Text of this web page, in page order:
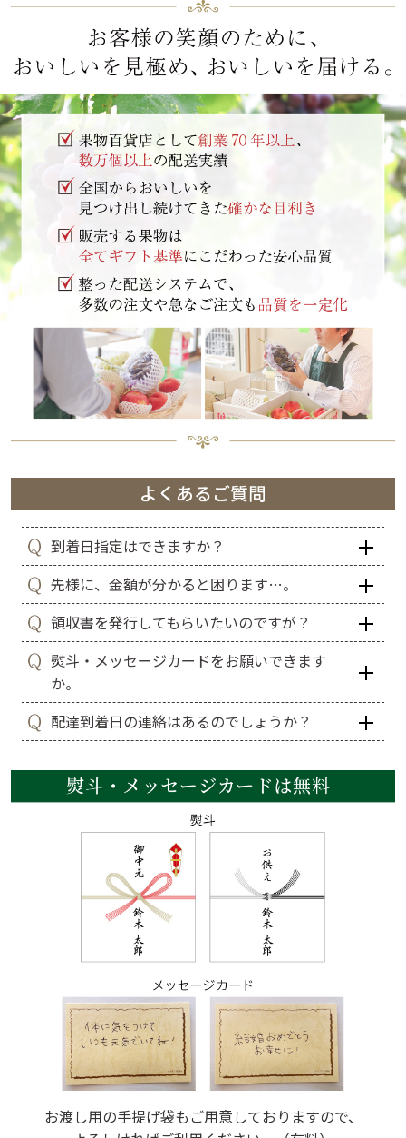
到着日指定はできますか？
先様に、金額が分かると困ります…。
領収書を発行してもらいたいのですが？
熨斗・メッセージカードをお願いできます
か。
配達到着日の連絡はあるのでしょうか？
お渡し用の手提げ袋もご用意しておりますので、